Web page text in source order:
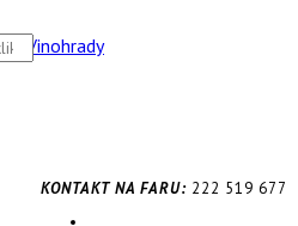
Vinohrady
KONTAKT NA FARU: 222 519 677